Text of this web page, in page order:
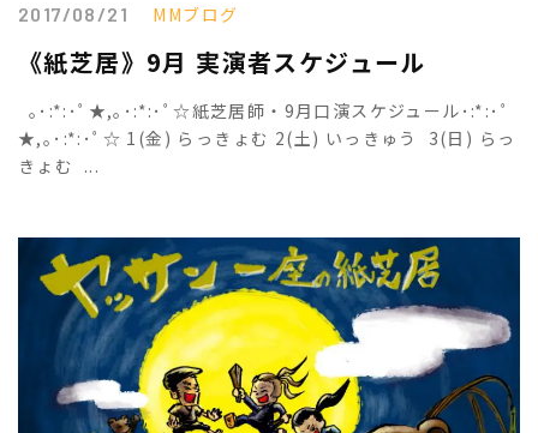
2017/08/21 MMブログ
《紙芝居》9月 実演者スケジュール
｡･:*:･ﾟ★,｡･:*:･ﾟ☆紙芝居師・9月口演スケジュール･:*:･ﾟ
★,｡･:*:･ﾟ☆ 1(金) らっきょむ 2(土) いっきゅう 3(日) らっ
きょむ ...